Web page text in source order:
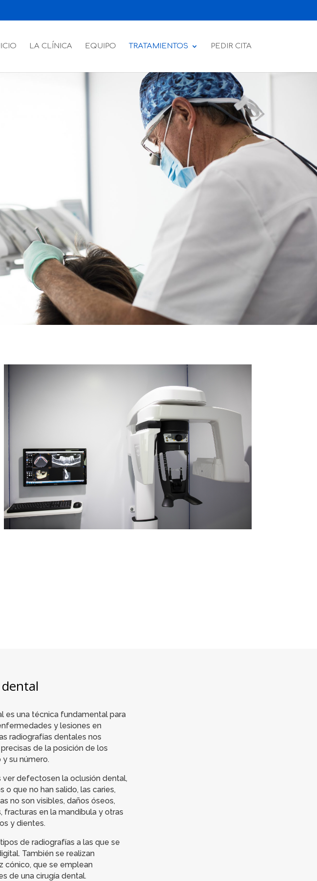
LA CLÍNICA EQUIPO TRATAMIENTOS PEDIR CITA
dental
es una técnica fundamental para
y lesiones en
radiografías dentales nos
de la posición de los
su número.
ver defectosen la oclusión dental,
o que no han salido, las caries,
no son visibles, daños óseos,
fracturas en la mandíbula y otras
y dientes.
de radiografías a las que se
También se realizan
cónico, que se emplean
de una cirugía dental.